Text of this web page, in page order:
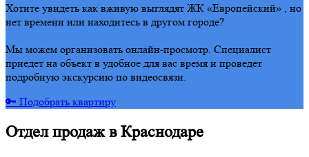
Хотите увидеть как вживую выглядят ЖК «Европейский» , но
нет времени или находитесь в другом городе?
Мы можем организовать онлайн-просмотр. Специалист
приедет на объект в удобное для вас время и проведет
подробную экскурсию по видеосвязи.
🔑 Подобрать квартиру
Отдел продаж в Краснодаре